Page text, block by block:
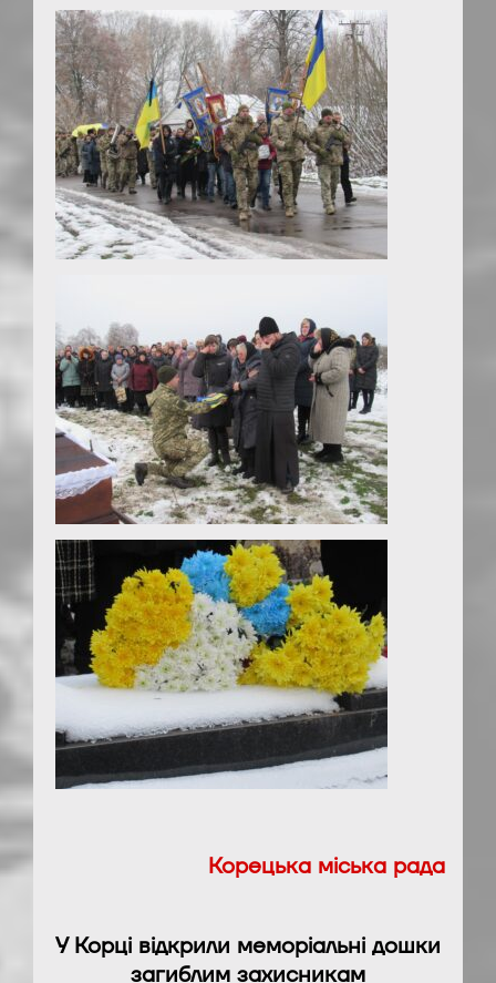
Корецька міська рада
У Корці відкрили меморіальні дошки
загиблим захисникам